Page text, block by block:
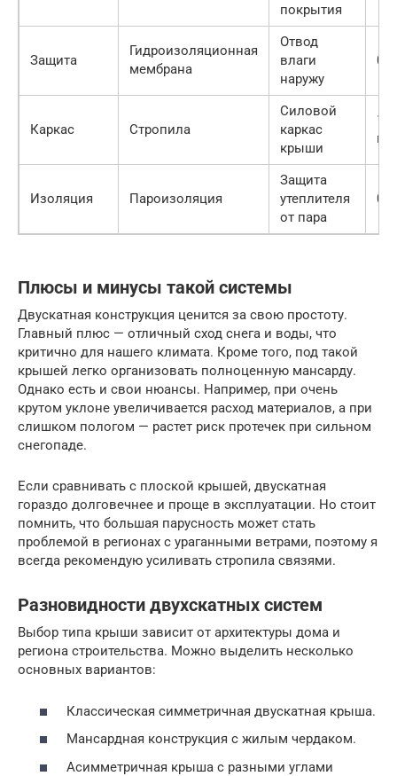
покрытия
Защита
Гидроизоляционная
мембрана
Отвод
влаги
наружу
Каркас Стропила
Силовой
каркас
крыши
мм
Изоляция Пароизоляция
Защита
утеплителя
от пара
Плюсы и минусы такой системы
Двускатная конструкция ценится за свою простоту.
Главный плюс — отличный сход снега и воды, что
критично для нашего климата. Кроме того, под такой
крышей легко организовать полноценную мансарду.
Однако есть и свои нюансы. Например, при очень
крутом уклоне увеличивается расход материалов, а при
слишком пологом — растет риск протечек при сильном
снегопаде.
Если сравнивать с плоской крышей, двускатная
гораздо долговечнее и проще в эксплуатации. Но стоит
помнить, что большая парусность может стать
проблемой в регионах с ураганными ветрами, поэтому я
всегда рекомендую усиливать стропила связями.
Разновидности двухскатных систем
Выбор типа крыши зависит от архитектуры дома и
региона строительства. Можно выделить несколько
основных вариантов:
Классическая симметричная двускатная крыша.
Мансардная конструкция с жилым чердаком.
Асимметричная крыша с разными углами